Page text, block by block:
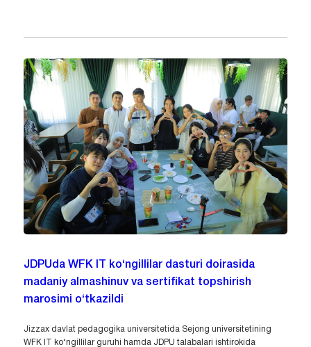
JDPUda WFK IT ko‘ngillilar dasturi doirasida
madaniy almashinuv va sertifikat topshirish
marosimi o‘tkazildi
Jizzax davlat pedagogika universitetida Sejong universitetining
WFK IT ko‘ngillilar guruhi hamda JDPU talabalari ishtirokida